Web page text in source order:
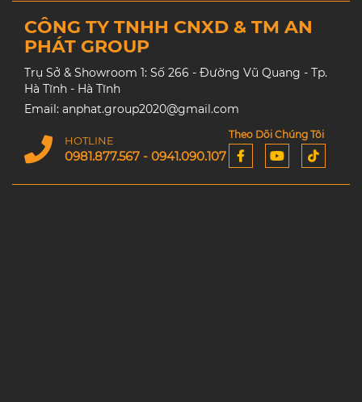
CÔNG TY TNHH CNXD & TM AN
PHÁT GROUP
Trụ Sở & Showroom 1: Số 266 - Đường Vũ Quang - Tp.
Hà Tĩnh - Hà Tĩnh
Email: anphat.group2020@gmail.com
HOTLINE
0981.877.567 - 0941.090.107
Theo Dõi Chúng Tôi